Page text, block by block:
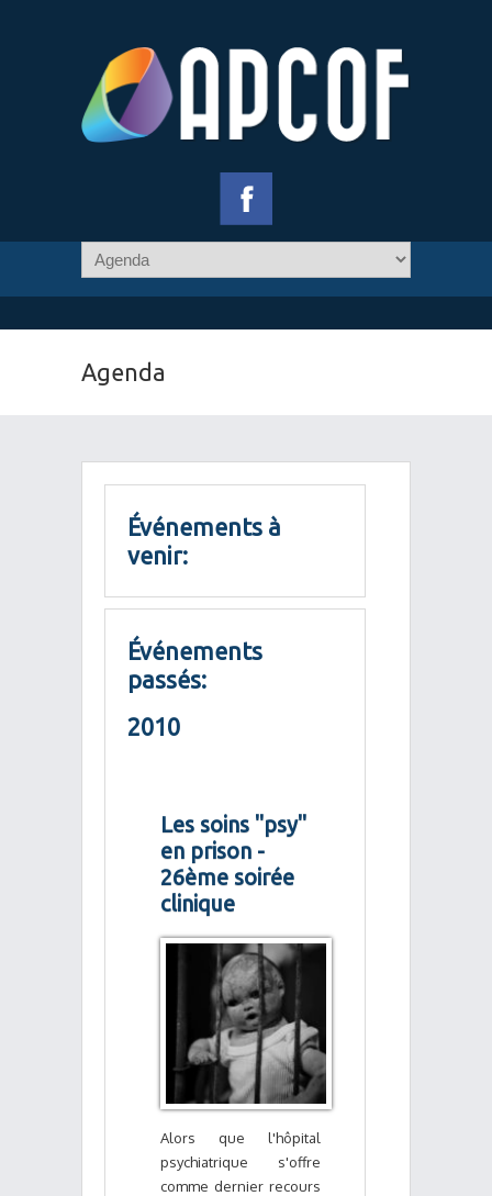
Agenda
Événements à
venir:
Événements
passés:
2010
Les soins "psy"
en prison -
26ème soirée
clinique
Alors que l'hôpital
psychiatrique s'offre
comme dernier recours